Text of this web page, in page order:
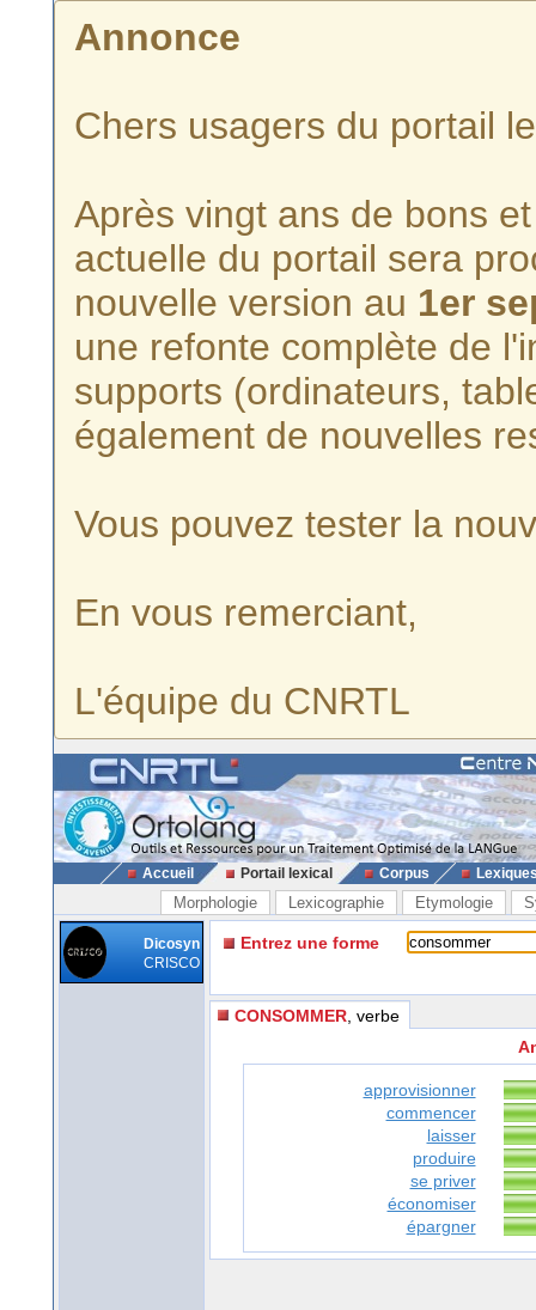
Annonce
Chers usagers du portail
Après vingt ans de bons
actuelle du portail sera
nouvelle version au 1er
une refonte complète de
supports (ordinateurs,
également de nouvelles
Vous pouvez tester la
En vous remerciant,
L'équipe du CNRTL
Accueil Portail lexical Corpus
Morphologie Lexicographie Etymologie
Dicosyn
CRISCO
Entrez une forme
CONSOMMER , verbe
approvisionner
commencer
laisser
produire
se priver
économiser
épargner